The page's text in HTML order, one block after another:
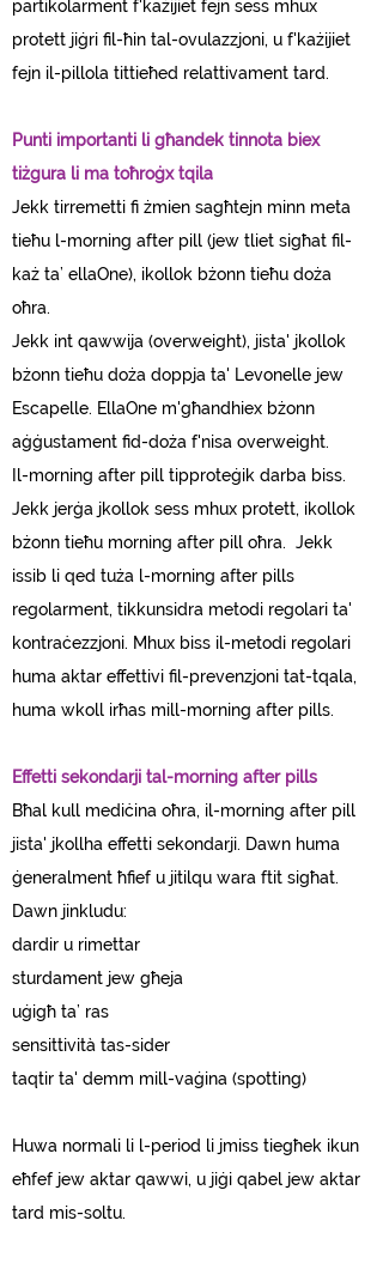
partikolarment f'każijiet fejn sess mhux
protett jiġri fil-ħin tal-ovulazzjoni, u f'każijiet
fejn il-pillola tittieħed relattivament tard.
Punti importanti li għandek tinnota biex
tiżgura li ma toħroġx tqila
Jekk tirremetti fi żmien sagħtejn minn meta
tieħu l-morning after pill (jew tliet sigħat fil-
każ ta’ ellaOne), ikollok bżonn tieħu doża
oħra.
Jekk int qawwija (overweight), jista' jkollok
bżonn tieħu doża doppja ta' Levonelle jew
Escapelle. EllaOne m'għandhiex bżonn
aġġustament fid-doża f'nisa overweight.
Il-morning after pill tipproteġik darba biss.
Jekk jerġa jkollok sess mhux protett, ikollok
bżonn tieħu morning after pill oħra. Jekk
issib li qed tuża l-morning after pills
regolarment, tikkunsidra metodi regolari ta'
kontraċezzjoni. Mhux biss il-metodi regolari
huma aktar effettivi fil-prevenzjoni tat-tqala,
huma wkoll irħas mill-morning after pills.
Effetti sekondarji tal-morning after pills
Bħal kull mediċina oħra, il-morning after pill
jista' jkollha effetti sekondarji. Dawn huma
ġeneralment ħfief u jitilqu wara ftit sigħat.
Dawn jinkludu:
dardir u rimettar
sturdament jew għeja
uġigħ ta’ ras
sensittività tas-sider
taqtir ta' demm mill-vaġina (spotting)
Huwa normali li l-period li jmiss tiegħek ikun
eħfef jew aktar qawwi, u jiġi qabel jew aktar
tard mis-soltu.